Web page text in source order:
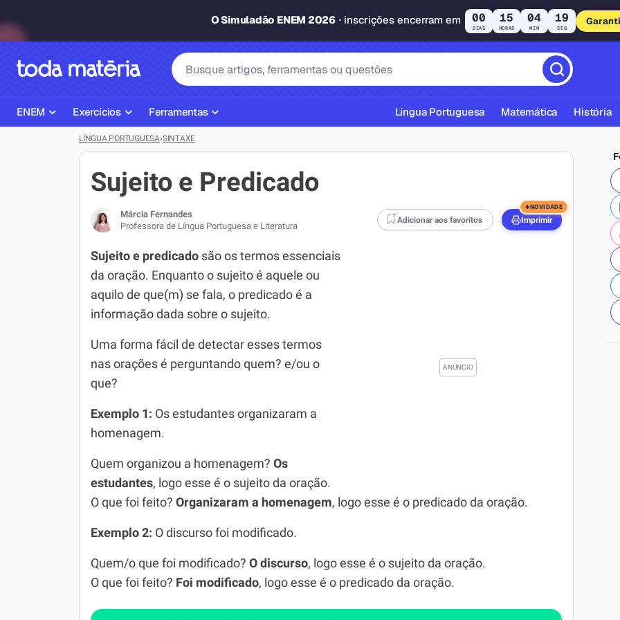
O Simuladão ENEM 2026 · inscrições encerram em 00
DIAS
15
HORAS
04
MIN
18
SEG
ENEM
Página Inicial ENEM
Plano de Estudos
Corretor de Redação
Exercícios ENEM
Simulados ENEM
Exercícios
ENEM
Matemática
Português
História
Biologia
Inglês
Geografia
Química
Todos os Exercícios
Ferramentas
Ajudante de Dever de Casa
Corretor de Redação
Gerador Referências Bibliográficas ABNT
Língua Portuguesa Matemática História
LÍNGUA PORTUGUESA›SINTAXE
Sujeito e Predicado
Márcia Fernandes
Professora de Língua Portuguesa e Literatura
Adicionar aos favoritos Imprimir
+NOVIDADE
Sujeito e predicado são os termos essenciais
da oração. Enquanto o sujeito é aquele ou
aquilo de que(m) se fala, o predicado é a
informação dada sobre o sujeito.
Uma forma fácil de detectar esses termos
nas orações é perguntando quem? e/ou o
que?
Exemplo 1: Os estudantes organizaram a
homenagem.
Quem organizou a homenagem? Os
estudantes, logo esse é o sujeito da oração.
O que foi feito? Organizaram a homenagem, logo esse é o predicado da oração.
Exemplo 2: O discurso foi modificado.
Quem/o que foi modificado? O discurso, logo esse é o sujeito da oração.
O que foi feito? Foi modificado, logo esse é o predicado da oração.